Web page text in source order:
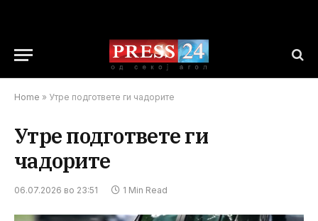
Home » Утре подгответе ги чадорите
Утре подгответе ги
чадорите
06.07.2026 во 23:51 1 Min Read